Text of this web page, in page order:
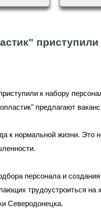
к набору
предлагают
к нормальной жизни.
персонала и
трудоустроиться
Северодонецка.